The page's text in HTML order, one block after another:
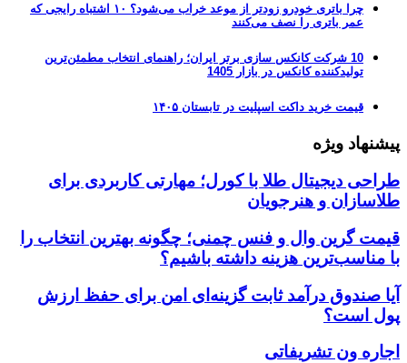
چرا باتری خودرو زودتر از موعد خراب می‌شود؟ ۱۰ اشتباه رایجی که
عمر باتری را نصف می‌کنند
10 شرکت کانکس سازی برتر ایران؛ راهنمای انتخاب مطمئن‌ترین
تولیدکننده کانکس در بازار 1405
قیمت خرید داکت اسپلیت در تابستان ۱۴۰۵
پیشنهاد ویژه
طراحی دیجیتال طلا با کورل؛ مهارتی کاربردی برای
طلاسازان و هنرجویان
قیمت گرین وال و فنس چمنی؛ چگونه بهترین انتخاب را
با مناسب‌ترین هزینه داشته باشیم؟
آیا صندوق درآمد ثابت گزینه‌ای امن برای حفظ ارزش
پول است؟
اجاره ون تشریفاتی